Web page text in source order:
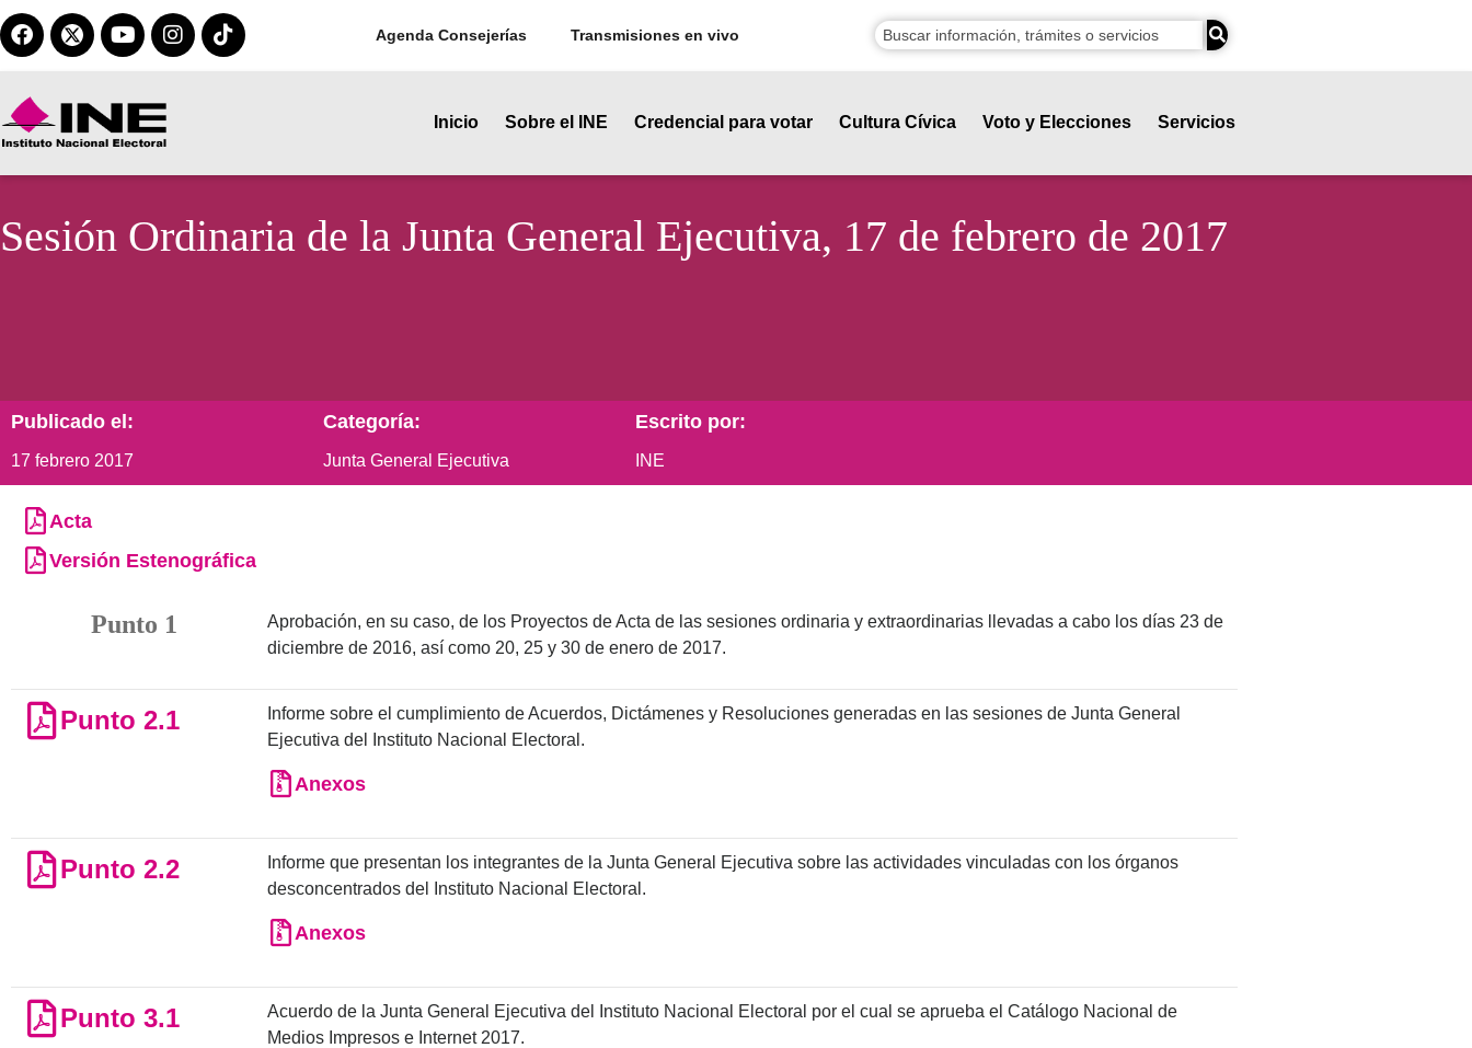
Agenda Consejerías Transmisiones en vivo
Inicio Sobre el INE Credencial para votar Cultura Cívica Voto y Elecciones Servicios
Sesión Ordinaria de la Junta General Ejecutiva, 17 de febrero de 2017
Publicado el:
17 febrero 2017
Categoría:
Junta General Ejecutiva
Escrito por:
INE
Acta
Versión Estenográfica
Punto 1
Aprobación, en su caso, de los Proyectos de Acta de las sesiones ordinaria y extraordinarias llevadas a cabo los días 23 de
diciembre de 2016, así como 20, 25 y 30 de enero de 2017.
Punto 2.1
Informe sobre el cumplimiento de Acuerdos, Dictámenes y Resoluciones generadas en las sesiones de Junta General
Ejecutiva del Instituto Nacional Electoral.
Anexos
Punto 2.2
Informe que presentan los integrantes de la Junta General Ejecutiva sobre las actividades vinculadas con los órganos
desconcentrados del Instituto Nacional Electoral.
Anexos
Punto 3.1
Acuerdo de la Junta General Ejecutiva del Instituto Nacional Electoral por el cual se aprueba el Catálogo Nacional de
Medios Impresos e Internet 2017.